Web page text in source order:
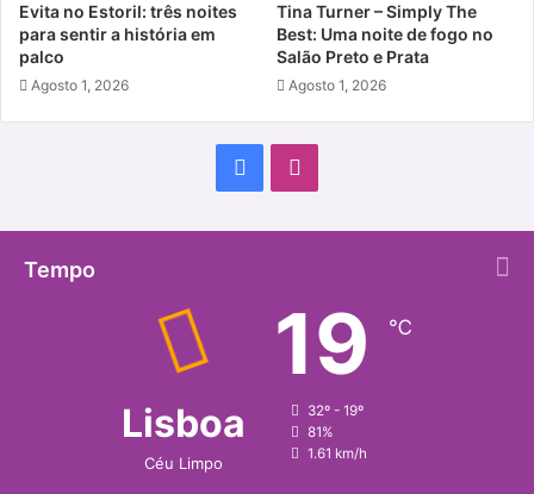
Evita no Estoril: três noites
para sentir a história em
palco
Agosto 1, 2026
Tina Turner – Simply The
Best: Uma noite de fogo no
Salão Preto e Prata
Agosto 1, 2026
Facebook
Tempo
Lisboa
Céu Limpo
19 ℃
32º - 19º
81%
1.61 km/h